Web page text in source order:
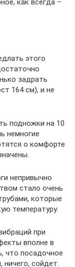
как всегда –
этого
задрать
164 см), и не
подножки на 10
немногие
о комфорте
непривычно
стало очень
которые
температуру.
при
вполне в
что посадочное
сойдет.